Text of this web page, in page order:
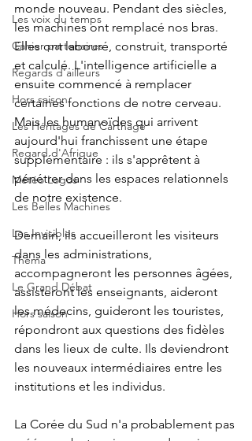
Les voix du temps
Cahier partenaires
Regards d'ailleurs
Hors saison
Les Héritages de Carthage
Regard d'Afrique
Météo Logos
Les Belles Machines
Les Invisibles
Thèma
Le Grand Débat
Hors saison
monde nouveau. Pendant des siècles,
les machines ont remplacé nos bras.
Elles ont labouré, construit, transporté
et calculé. L'intelligence artificielle a
ensuite commencé à remplacer
certaines fonctions de notre cerveau.
Mais les humanoïdes qui arrivent
aujourd'hui franchissent une étape
supplémentaire : ils s'apprêtent à
pénétrer dans les espaces relationnels
de notre existence.
Demain, ils accueilleront les visiteurs
dans les administrations,
accompagneront les personnes âgées,
assisteront les enseignants, aideront
les médecins, guideront les touristes,
répondront aux questions des fidèles
dans les lieux de culte. Ils deviendront
les nouveaux intermédiaires entre les
institutions et les individus.
La Corée du Sud n'a probablement pas